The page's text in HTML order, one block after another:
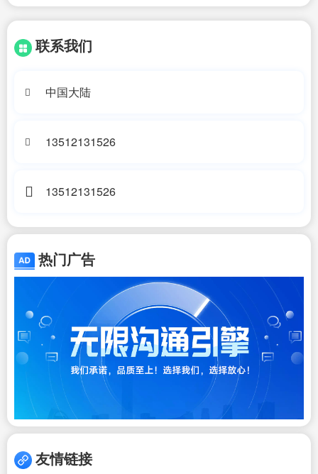
联系我们
中国大陆
13512131526
13512131526
热门广告
友情链接